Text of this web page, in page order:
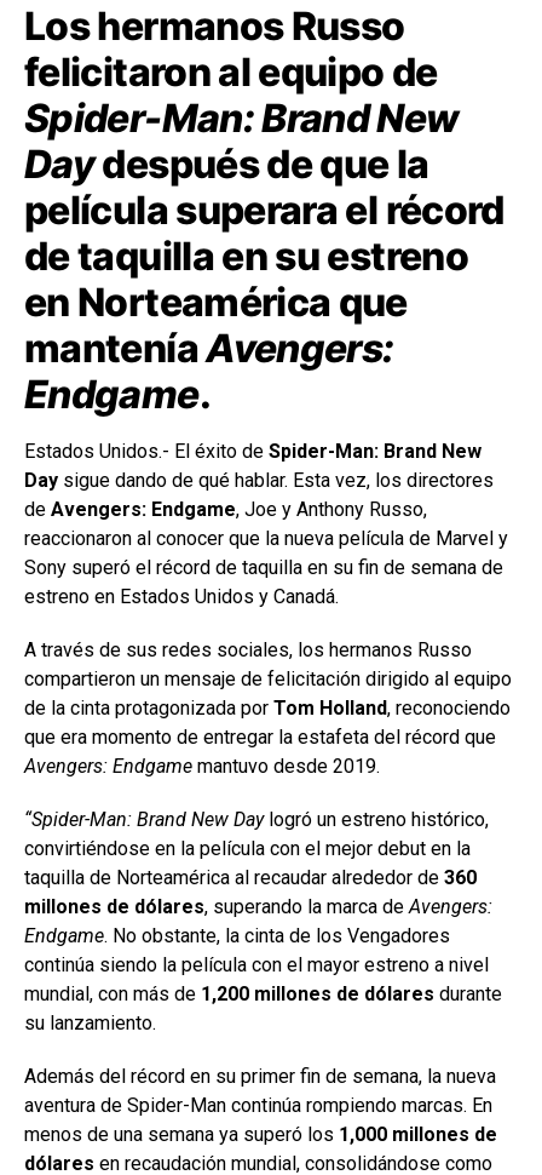
Los hermanos Russo
felicitaron al equipo de
Spider-Man: Brand New
Daydespués de que la
película superara el récord
de taquilla en su estreno
en Norteamérica que
manteníaAvengers:
Endgame.
Estados Unidos.- El éxito de Spider-Man: Brand New
Day sigue dando de qué hablar. Esta vez, los directores
de Avengers: Endgame, Joe y Anthony Russo,
reaccionaron al conocer que la nueva película de Marvel y
Sony superó el récord de taquilla en su fin de semana de
estreno en Estados Unidos y Canadá.
A través de sus redes sociales, los hermanos Russo
compartieron un mensaje de felicitación dirigido al equipo
de la cinta protagonizada por Tom Holland, reconociendo
que era momento de entregar la estafeta del récord que
Avengers: Endgame mantuvo desde 2019.
“Spider-Man: Brand New Daylogró un estreno histórico,
convirtiéndose en la película con el mejor debut en la
taquilla de Norteamérica al recaudar alrededor de 360
millones de dólares, superando la marca de Avengers:
Endgame. No obstante, la cinta de los Vengadores
continúa siendo la película con el mayor estreno a nivel
mundial, con más de 1,200 millones de dólares durante
su lanzamiento.
Además del récord en su primer fin de semana, la nueva
aventura de Spider-Man continúa rompiendo marcas. En
menos de una semana ya superó los 1,000 millones de
dólares en recaudación mundial, consolidándose como